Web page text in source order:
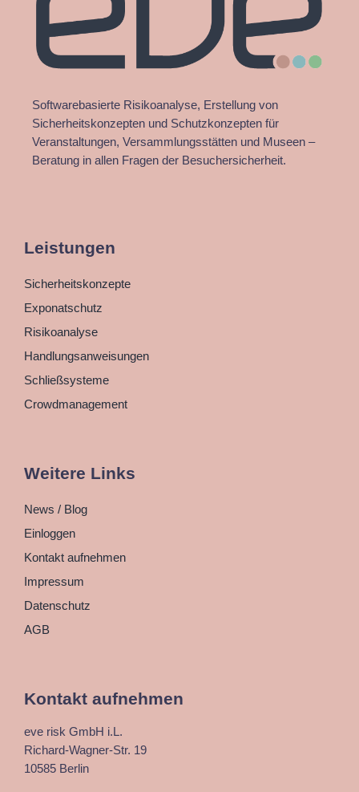
Softwarebasierte Risikoanalyse, Erstellung von
Sicherheitskonzepten und Schutzkonzepten für
Veranstaltungen, Versammlungsstätten und Museen –
Beratung in allen Fragen der Besuchersicherheit.
Leistungen
Sicherheitskonzepte
Exponatschutz
Risikoanalyse
Handlungsanweisungen
Schließsysteme
Crowdmanagement
Weitere Links
News / Blog
Einloggen
Kontakt aufnehmen
Impressum
Datenschutz
AGB
Kontakt aufnehmen
eve risk GmbH i.L.
Richard-Wagner-Str. 19
10585 Berlin